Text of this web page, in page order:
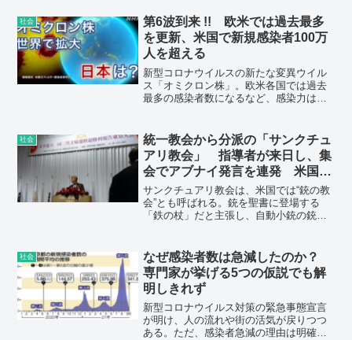
社会
第6波到来 !! 欧米では過去最多
を更新、米国で新規感染者100万
人を超える
新型コロナウイルスの新たな変異ウイル
ス「オミクロン株」。欧米各国では過去
最多の感染者数になるなど、感染力は異
で感染が拡大している。重症化リスクは
低いという報告が出ているが、感染が急
激に拡大すると、医療機関に大きな負荷
がかかる恐れがある。いよいよ第6波が始
まる !!!!!!ったのか。
社会
統一教会から分派の「サンクチュ
アリ教会」 指導者が来日し、集
会でアブナイ発言を連発 米国で
は“銃の教会”
サンクチュアリ教会は、米国では“銃の教
会”とも呼ばれる。銃を聖書に登場する
「鉄の杖」だと主張し、自動小銃の銃弾
う。トランプ氏を支持し、YouTubeなど
でもQアノン陰謀論を発信。Qアノンに交
じって議事堂前での抗議活動に参加して
いた。
社会
なぜ感染者数は急減したのか？
専門家が挙げる5つの仮説でも解
明しきれず
新型コロナウイルス対策の緊急事態宣言
が明け、人の流れや街の活気が戻りつつ
ある。ただ、感染者急減の理由は明確に